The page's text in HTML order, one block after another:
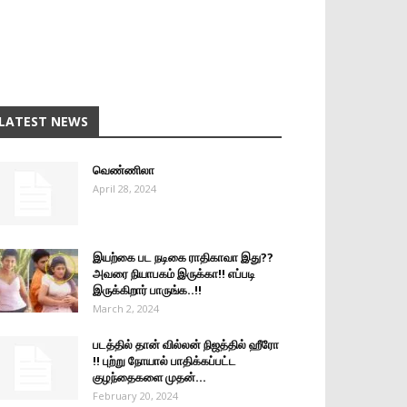
NEWS
வெண்ணிலா
April 28, 2024
இயற்கை பட நடிகை ராதிகாவா இது??
அவரை நியாபகம் இருக்கா!! எப்படி
இருக்கிறார் பாருங்க..!!
March 2, 2024
படத்தில் தான் வில்லன் நிஜத்தில் ஹீரோ
!! புற்று நோயால் பாதிக்கப்பட்ட
குழந்தைகளை முதன்...
February 20, 2024